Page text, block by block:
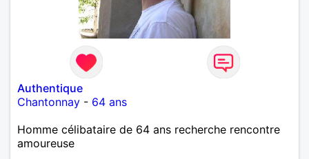
Authentique
Chantonnay - 64 ans
Homme célibataire de 64 ans recherche rencontre
amoureuse